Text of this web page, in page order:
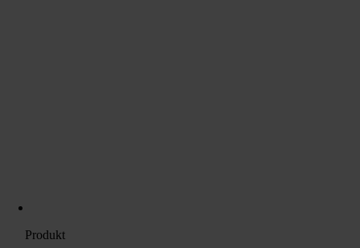
Produkt